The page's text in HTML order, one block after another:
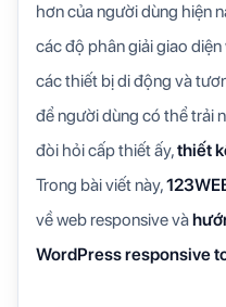
hơn của người dùng hiện
các độ phân giải giao
các thiết bị di động và
để người dùng có thể trải
đòi hỏi cấp thiết ấy,thiết
Trong bài viết này,
về web responsive và
WordPress responsive